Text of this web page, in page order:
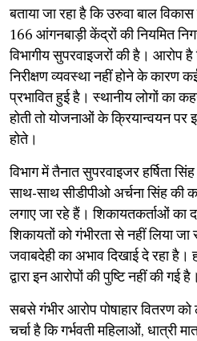
बताया जा रहा है कि उरुवा बाल
166 आंगनबाड़ी केंद्रों की नियमित
विभागीय सुपरवाइजरों की है। आरोप
निरीक्षण व्यवस्था नहीं होने के कारण
प्रभावित हुई है। स्थानीय लोगों का
होती तो योजनाओं के क्रियान्वयन
होते।
विभाग में तैनात सुपरवाइजर हर्षिता
साथ-साथ सीडीपीओ अर्चना सिंह की
लगाए जा रहे हैं। शिकायतकर्ताओं का
शिकायतों को गंभीरता से नहीं लिया जा
जवाबदेही का अभाव दिखाई दे रहा है।
द्वारा इन आरोपों की पुष्टि नहीं की गई है।
सबसे गंभीर आरोप पोषाहार वितरण
चर्चा है कि गर्भवती महिलाओं, धात्री